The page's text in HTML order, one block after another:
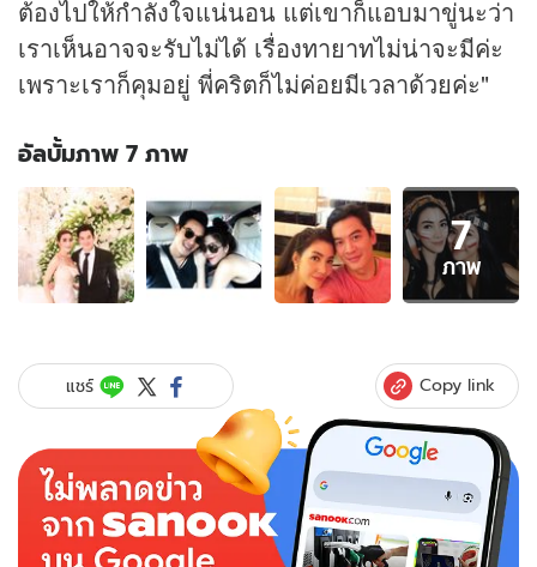
ต้องไปให้กำลังใจแน่นอน แต่เขาก็แอบมาขู่นะว่า
เราเห็นอาจจะรับไม่ได้ เรื่องทายาทไม่น่าจะมีค่ะ
เพราะเราก็คุมอยู่ พี่คริตก็ไม่ค่อยมีเวลาด้วยค่ะ"
อัลบั้มภาพ 7 ภาพ
อัลบั้ม
ภาพ
7
ภาพ
ของ
วุ้น
เส้น
รูป
คู่
7
ภาพ
แชร์ Copy link